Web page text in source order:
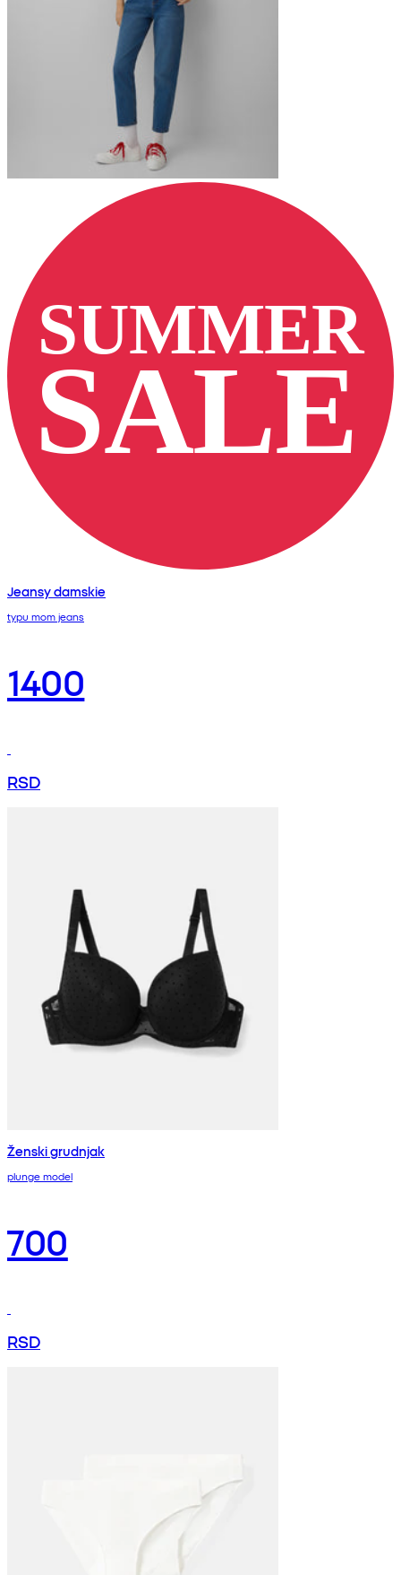
Jeansy damskie
typu mom jeans
1400
RSD
Ženski grudnjak
plunge model
700
RSD